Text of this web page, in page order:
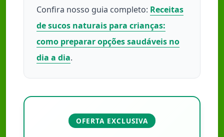
Confira nosso guia completo: Receitas
de sucos naturais para crianças:
como preparar opções saudáveis no
dia a dia.
OFERTA EXCLUSIVA